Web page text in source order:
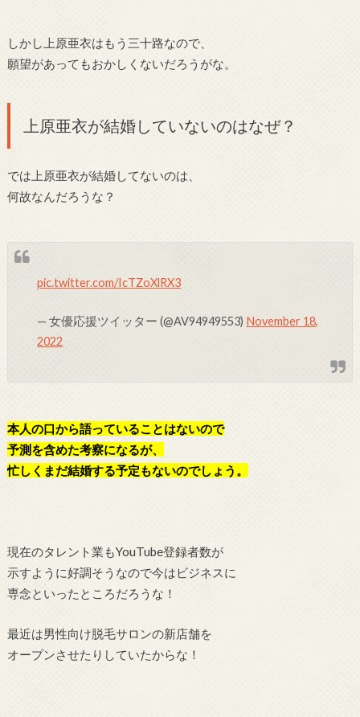
しかし上原亜衣はもう三十路なので、
願望があってもおかしくないだろうがな。
上原亜衣が結婚していないのはなぜ？
では上原亜衣が結婚してないのは、
何故なんだろうな？
pic.twitter.com/IcTZoXlRX3
— 女優応援ツイッター (@AV94949553) November 18,
2022
本人の口から語っていることはないので
予測を含めた考察になるが、
忙しくまだ結婚する予定もないのでしょう。
現在のタレント業もYouTube登録者数が
示すように好調そうなので今はビジネスに
専念といったところだろうな！
最近は男性向け脱毛サロンの新店舗を
オープンさせたりしていたからな！